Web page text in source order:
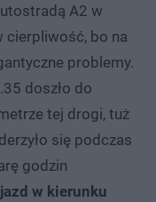
A2 w
cierpliwość, bo na
problemy.
doszło do
tej drogi, tuż
się podczas
godzin
w kierunku